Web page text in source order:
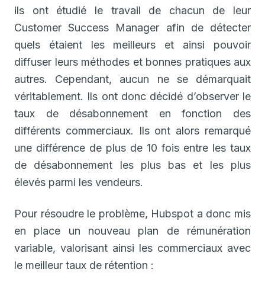
ils ont étudié le travail de chacun de leur
Customer Success Manager afin de détecter
quels étaient les meilleurs et ainsi pouvoir
diffuser leurs méthodes et bonnes pratiques aux
autres. Cependant, aucun ne se démarquait
véritablement. Ils ont donc décidé d’observer le
taux de désabonnement en fonction des
différents commerciaux. Ils ont alors remarqué
une différence de plus de 10 fois entre les taux
de désabonnement les plus bas et les plus
élevés parmi les vendeurs.
Pour résoudre le problème, Hubspot a donc mis
en place un nouveau plan de rémunération
variable, valorisant ainsi les commerciaux avec
le meilleur taux de rétention :